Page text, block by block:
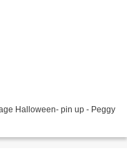
pin up - Peggy